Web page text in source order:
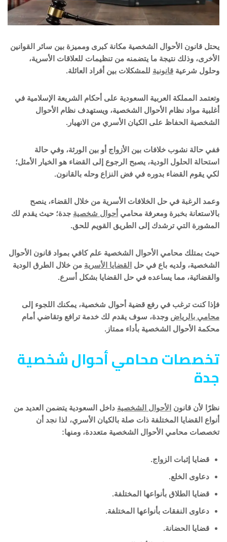
يحتل قانون الأحوال الشخصية مكانة كبرى ومميزة بين سائر القوانين
الأخرى، وذلك نتيجة ما يتضمنه من تنظيمات للعلاقات الأسرية،
وحلول شرعية قانونية للمشكلات بين أفراد العائلة.
وتعتمد المملكة العربية السعودية على أحكام الشريعة الإسلامية في
أغلبية مواد نظام الأحوال الشخصية، ويستهدف نظام الأحوال
الشخصية الحفاظ على الكيان الأسري من الانهيار.
ففي حالة نشوب خلافات بين الأزواج أو بين الورثة، وفي حالة
استحالة الحلول الودية، يصبح الرجوع إلى القضاء هو الخيار الأمثل؛
لكي يقوم القضاء بدوره في فض النزاع وحله بالقانون.
وعمد الرغبة في حل الخلافات الأسرية من خلال القضاء، ينصح
بالاستعانة بخبرة ومعرفة محامي أحوال شخصية جدة؛ حيث يقدم لك
المشورة التي ترشدك إلى الطريق القويم للحق.
حيث بمتلك محامي الأحوال الشخصية علم كافي بمواد قانون الأحوال
الشخصية، ولديه باع في حل القضايا الأسرية من خلال الطرق الودية
والقضائية، مما يساعده في حل القضايا بشكل أسرع.
فإذا كنت ترغب في رفع قضية أحوال شخصية، يمكنك اللجوء إلى
محامي بالرياض وجدة، سوف يقدم لك خدمة ترافع وتقاضي أمام
محكمة الأحوال الشخصية بأداء ممتاز.
تخصصات محامي أحوال شخصية
جدة
نظرًا لأن قانون الأحوال الشخصية داخل السعودية يتضمن العديد من
أنواع القضايا المختلفة ذات صلة بالكيان الأسري، لذا نجد أن
تخصصات محامي الأحوال الشخصية متعددة، ومنها:
قضايا إثبات الزواج.
دعاوى الخلع.
قضايا الطلاق بأنواعها المختلفة.
دعاوى النفقات بأنواعها المختلفة.
قضايا الحضانة.